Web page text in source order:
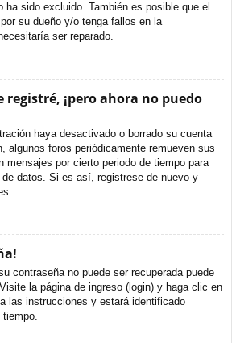
ha sido excluido. También es posible que el
su dueño y/o tenga fallos en la
ser reparado.
registré, ¡pero ahora no puedo
haya desactivado o borrado su cuenta
algunos foros periódicamente remueven sus
mensajes por cierto periodo de tiempo para
datos. Si es así, registrese de nuevo y
contraseña no puede ser recuperada puede
la página de ingreso (login) y haga clic en
las instrucciones y estará identificado
tiempo.